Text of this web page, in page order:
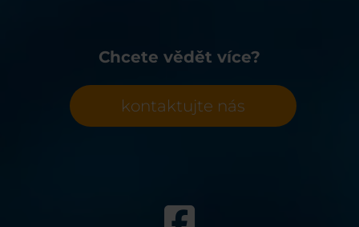
Chcete vědět více?
kontaktujte nás